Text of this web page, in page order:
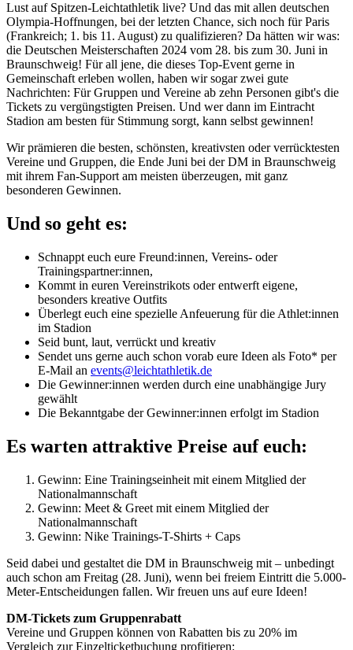
Lust auf Spitzen-Leichtathletik live? Und das mit allen deutschen
Olympia-Hoffnungen, bei der letzten Chance, sich noch für Paris
(Frankreich; 1. bis 11. August) zu qualifizieren? Da hätten wir was:
die Deutschen Meisterschaften 2024 vom 28. bis zum 30. Juni in
Braunschweig! Für all jene, die dieses Top-Event gerne in
Gemeinschaft erleben wollen, haben wir sogar zwei gute
Nachrichten: Für Gruppen und Vereine ab zehn Personen gibt's die
Tickets zu vergüngstigten Preisen. Und wer dann im Eintracht
Stadion am besten für Stimmung sorgt, kann selbst gewinnen!
Wir prämieren die besten, schönsten, kreativsten oder verrücktesten
Vereine und Gruppen, die Ende Juni bei der DM in Braunschweig
mit ihrem Fan-Support am meisten überzeugen, mit ganz
besonderen Gewinnen.
Und so geht es:
Schnappt euch eure Freund:innen, Vereins- oder
Trainingspartner:innen,
Kommt in euren Vereinstrikots oder entwerft eigene,
besonders kreative Outfits
Überlegt euch eine spezielle Anfeuerung für die Athlet:innen
im Stadion
Seid bunt, laut, verrückt und kreativ
Sendet uns gerne auch schon vorab eure Ideen als Foto* per
E-Mail an events@leichtathletik.de
Die Gewinner:innen werden durch eine unabhängige Jury
gewählt
Die Bekanntgabe der Gewinner:innen erfolgt im Stadion
Es warten attraktive Preise auf euch:
Gewinn: Eine Trainingseinheit mit einem Mitglied der
Nationalmannschaft
Gewinn: Meet & Greet mit einem Mitglied der
Nationalmannschaft
Gewinn: Nike Trainings-T-Shirts + Caps
Seid dabei und gestaltet die DM in Braunschweig mit – unbedingt
auch schon am Freitag (28. Juni), wenn bei freiem Eintritt die 5.000-
Meter-Entscheidungen fallen. Wir freuen uns auf eure Ideen!
DM-Tickets zum Gruppenrabatt
Vereine und Gruppen können von Rabatten bis zu 20% im
Vergleich zur Einzelticketbuchung profitieren: